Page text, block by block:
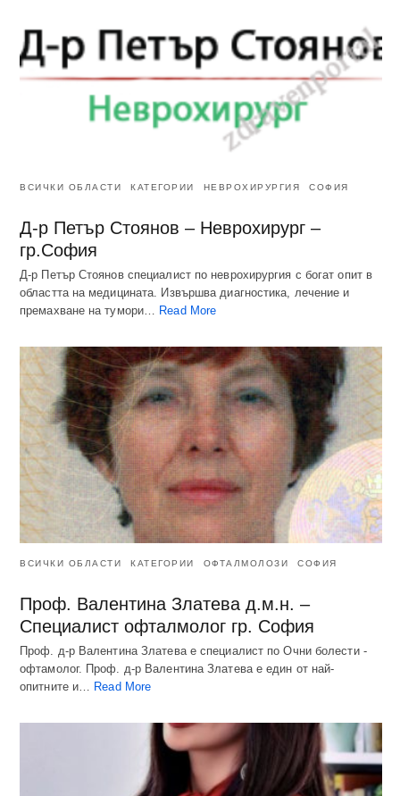
ВСИЧКИ ОБЛАСТИ КАТЕГОРИИ НЕВРОХИРУРГИЯ СОФИЯ
Д-р Петър Стоянов – Неврохирург –
гр.София
Д-р Петър Стоянов специалист по неврохирургия с богат опит в
областта на медицината. Извършва диагностика, лечение и
премахване на тумори…
Read More
ВСИЧКИ ОБЛАСТИ КАТЕГОРИИ ОФТАЛМОЛОЗИ СОФИЯ
Проф. Валентина Златева д.м.н. –
Специалист офталмолог гр. София
Проф. д-р Валентина Златева е специалист по Очни болести -
офтамолог. Проф. д-р Валентина Златева е един от най-
опитните и… Read More